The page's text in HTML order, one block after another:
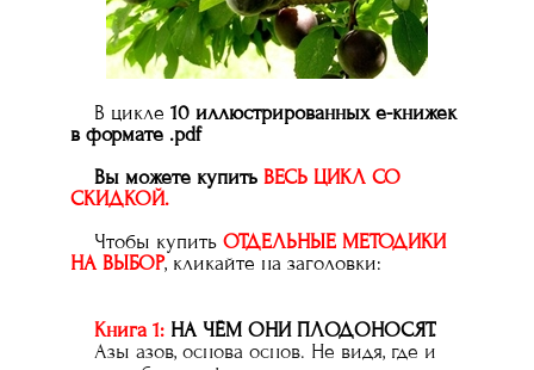
В цикле 10 иллюстрированных е-книжек
в формате .pdf
Вы можете купить ВЕСЬ ЦИКЛ СО
СКИДКОЙ.
Чтобы купить ОТДЕЛЬНЫЕ МЕТОДИКИ
НА ВЫБОР, кликайте на заголовки:
Книга 1: НА ЧЁМ ОНИ ПЛОДОНОСЯТ.
Азы азов, основа основ. Не видя, где и